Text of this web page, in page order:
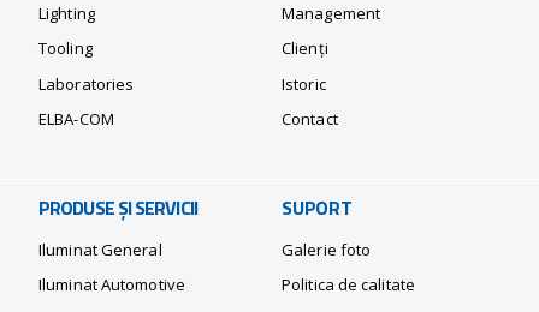
Lighting
Tooling
Laboratories
ELBA-COM
Management
Clienți
Istoric
Contact
PRODUSE ȘI SERVICII
Iluminat General
Iluminat Automotive
SUPORT
Galerie foto
Politica de calitate